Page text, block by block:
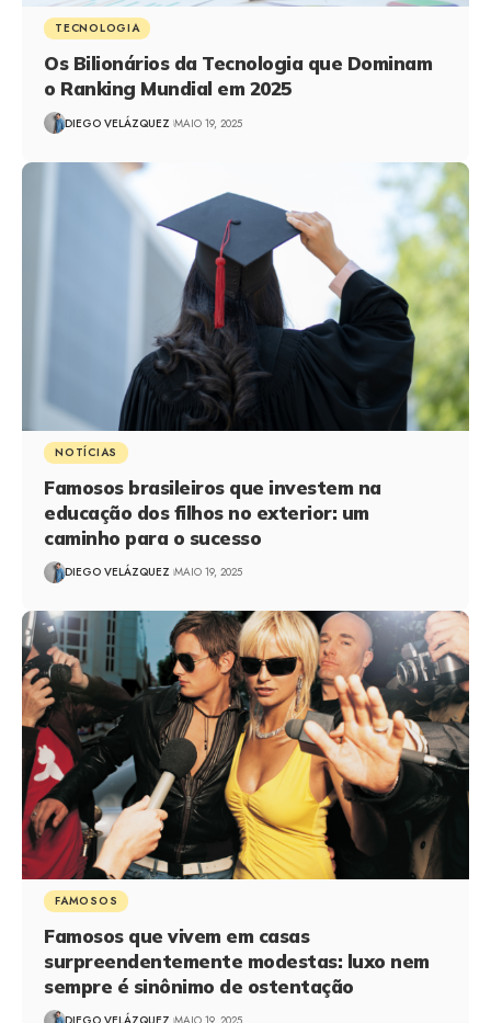
TECNOLOGIA
Os Bilionários da Tecnologia que Dominam
o Ranking Mundial em 2025
DIEGO VELÁZQUEZ MAIO 19, 2025
NOTÍCIAS
Famosos brasileiros que investem na
educação dos filhos no exterior: um
caminho para o sucesso
DIEGO VELÁZQUEZ MAIO 19, 2025
FAMOSOS
Famosos que vivem em casas
surpreendentemente modestas: luxo nem
sempre é sinônimo de ostentação